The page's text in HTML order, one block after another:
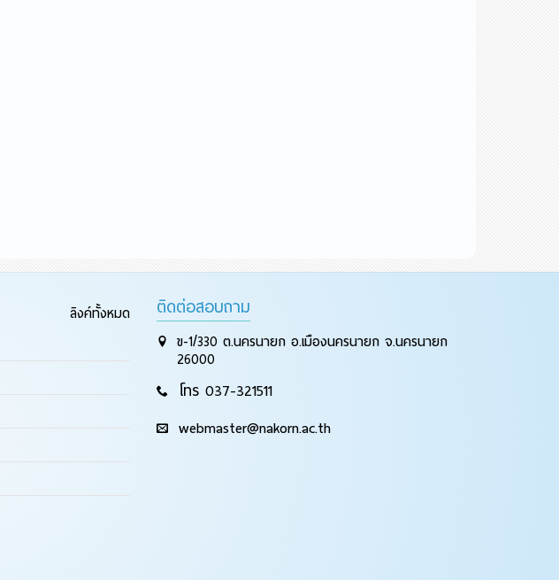
ลิงค์ทั้งหมด ติดต่อสอบถาม
ข-1/330 ต.นครนายก อ.เมืองนครนายก จ.นครนายก
26000
โทร 037-321511
webmaster@nakorn.ac.th